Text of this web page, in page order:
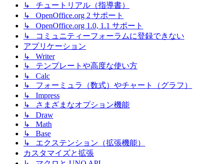
↳ チュートリアル（指導書）
↳ OpenOffice.org 2 サポート
↳ OpenOffice.org 1.0, 1.1 サポート
↳ コミュニティーフォーラムに登録できない
アプリケーション
↳ Writer
↳ テンプレートや高度な使い方
↳ Calc
↳ フォーミュラ（数式）やチャート（グラフ）
↳ Impress
↳ さまざまなオプション機能
↳ Draw
↳ Math
↳ Base
↳ エクステンション（拡張機能）
カスタマイズと拡張